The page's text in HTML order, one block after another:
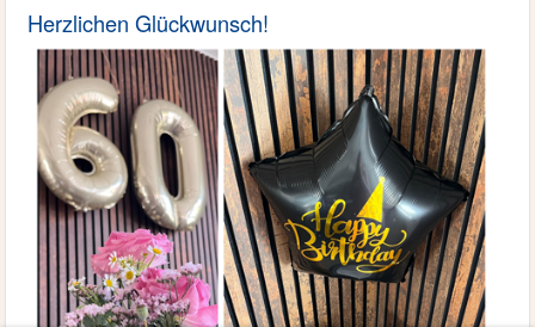
Herzlichen Glückwunsch!